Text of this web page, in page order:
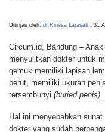
Ditinjau oleh: dr.Rinesa Larasati : 31
Circum.id, Bandung –
menyulitkan dokter untuk
gemuk memiliki lapisan
perut, memiliki ukuran
tersembunyi (buried penis).
Hal ini menyebabkan
dokter yang sudah